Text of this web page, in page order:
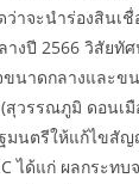
จะนำร่องสินเชื่
งปี ​​2566 วิสัยทั
ขนาดกลางและ
วรรณภูมิ ดอนเมื
มนตรีให้แก้ไขสั
ได้แก่ ผลกระท